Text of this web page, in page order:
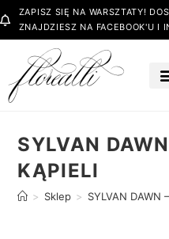
ZAPISZ SIĘ NA WARSZTATY!
ZNAJDZIESZ NA FACEBOOK'U I
SYLVAN
KĄPIELI
> Sklep > SYLVAN DAWN